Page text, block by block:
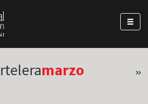
marzo »